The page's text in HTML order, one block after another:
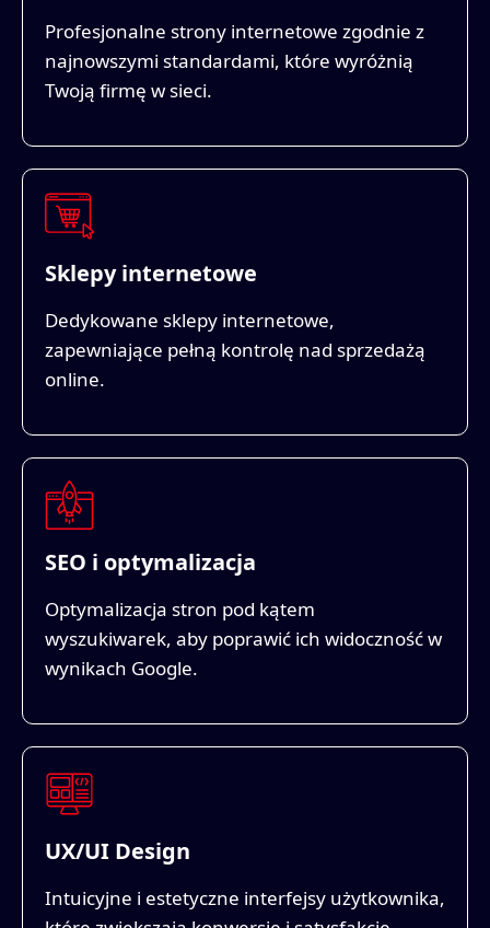
Profesjonalne strony internetowe zgodnie z
najnowszymi standardami, które wyróżnią
Twoją firmę w sieci.
Sklepy internetowe
Dedykowane sklepy internetowe,
zapewniające pełną kontrolę nad sprzedażą
online.
SEO i optymalizacja
Optymalizacja stron pod kątem
wyszukiwarek, aby poprawić ich widoczność w
wynikach Google.
UX/UI Design
Intuicyjne i estetyczne interfejsy użytkownika,